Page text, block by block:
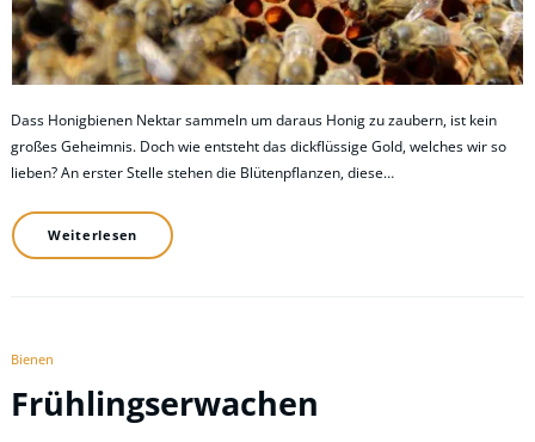
Dass Honigbienen Nektar sammeln um daraus Honig zu zaubern, ist kein
großes Geheimnis. Doch wie entsteht das dickflüssige Gold, welches wir so
lieben? An erster Stelle stehen die Blütenpflanzen, diese…
Weiterlesen
Bienen
Frühlingserwachen